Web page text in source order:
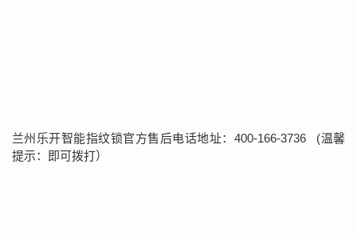
兰州乐开智能指纹锁官方售后电话地址：400-166-3736 (温馨
提示：即可拨打）